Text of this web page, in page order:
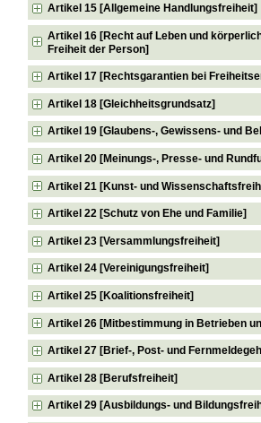
Artikel 15 [Allgemeine Handlungsfreiheit]
Artikel 16 [Recht auf Leben und
Freiheit der Person]
Artikel 17 [Rechtsgarantien bei
Artikel 18 [Gleichheitsgrundsatz]
Artikel 19 [Glaubens-, Gewissens- und
Artikel 20 [Meinungs-, Presse- und
Artikel 21 [Kunst- und
Artikel 22 [Schutz von Ehe und Familie]
Artikel 23 [Versammlungsfreiheit]
Artikel 24 [Vereinigungsfreiheit]
Artikel 25 [Koalitionsfreiheit]
Artikel 26 [Mitbestimmung in Betrieben
Artikel 27 [Brief-, Post- und
Artikel 28 [Berufsfreiheit]
Artikel 29 [Ausbildungs- und